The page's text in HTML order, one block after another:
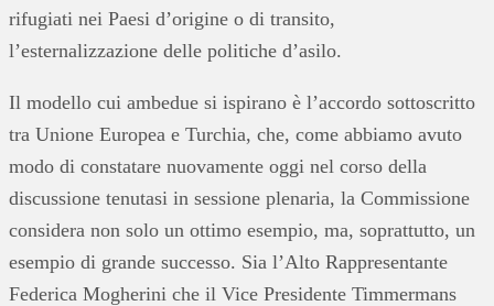
rifugiati nei Paesi d’origine o di transito,
l’esternalizzazione delle politiche d’asilo.
Il modello cui ambedue si ispirano è l’accordo sottoscritto
tra Unione Europea e Turchia, che, come abbiamo avuto
modo di constatare nuovamente oggi nel corso della
discussione tenutasi in sessione plenaria, la Commissione
considera non solo un ottimo esempio, ma, soprattutto, un
esempio di grande successo. Sia l’Alto Rappresentante
Federica Mogherini che il Vice Presidente Timmermans